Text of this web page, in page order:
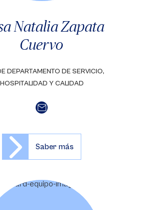
Natalia Zapata
Cuervo
DEPARTAMENTO DE SERVICIO,
HOSPITALIDAD Y CALIDAD
Saber más